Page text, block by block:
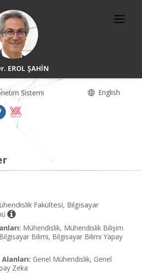
EROL ŞAHİN
Sistemi English
Fakültesi, Bilgisayar
Mühendislik, Mühendislik Bilişim
Bilimi, Bilgisayar Bilimi Yapay
Genel Mühendislik, Genel
Zeka